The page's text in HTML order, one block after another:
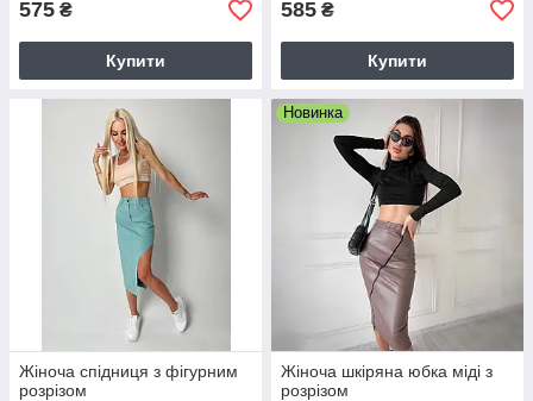
575 ₴
Купити
585 ₴
Купити
Жіноча спідниця з фігурним
розрізом
Новинка
Жіноча шкіряна юбка міді з
розрізом